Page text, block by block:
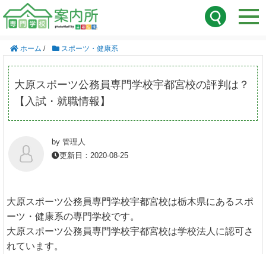
ホーム / スポーツ・健康系
大原スポーツ公務員専門学校宇都宮校の評判は？
【入試・就職情報】
by 管理人
更新日：2020-08-25
大原スポーツ公務員専門学校宇都宮校は栃木県にあるスポ
ーツ・健康系の専門学校です。
大原スポーツ公務員専門学校宇都宮校は学校法人に認可さ
れています。